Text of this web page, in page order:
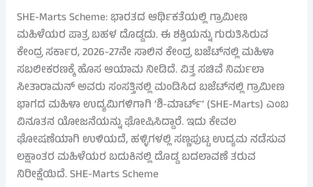
SHE-Marts Scheme: ಭಾರತದ ಆರ್ಥಿಕತೆಯಲ್ಲಿ ಗ್ರಾಮೀಣ
ಮಹಿಳೆಯರ ಪಾತ್ರ ಬಹಳ ದೊಡ್ಡದು. ಈ ಶಕ್ತಿಯನ್ನು ಗುರುತಿಸಿರುವ
ಕೇಂದ್ರ ಸರ್ಕಾರ, 2026-27ನೇ ಸಾಲಿನ ಕೇಂದ್ರ ಬಜೆಟ್‌ನಲ್ಲಿ ಮಹಿಳಾ
ಸಬಲೀಕರಣಕ್ಕೆ ಹೊಸ ಆಯಾಮ ನೀಡಿದೆ. ವಿತ್ತ ಸಚಿವೆ ನಿರ್ಮಲಾ
ಸೀತಾರಾಮನ್ ಅವರು ಸಂಸತ್ತಿನಲ್ಲಿ ಮಂಡಿಸಿದ ಬಜೆಟ್‌ನಲ್ಲಿ ಗ್ರಾಮೀಣ
ಭಾಗದ ಮಹಿಳಾ ಉದ್ಯಮಿಗಳಿಗಾಗಿ ‘ಶಿ-ಮಾರ್ಟ್’ (SHE-Marts) ಎಂಬ
ವಿನೂತನ ಯೋಜನೆಯನ್ನು ಘೋಷಿಸಿದ್ದಾರೆ. ಇದು ಕೇವಲ
ಘೋಷಣೆಯಾಗಿ ಉಳಿಯದೆ, ಹಳ್ಳಿಗಳಲ್ಲಿ ಸಣ್ಣಪುಟ್ಟ ಉದ್ಯಮ ನಡೆಸುವ
ಲಕ್ಷಾಂತರ ಮಹಿಳೆಯರ ಬದುಕಿನಲ್ಲಿ ದೊಡ್ಡ ಬದಲಾವಣೆ ತರುವ
ನಿರೀಕ್ಷೆಯಿದೆ. SHE-Marts Scheme